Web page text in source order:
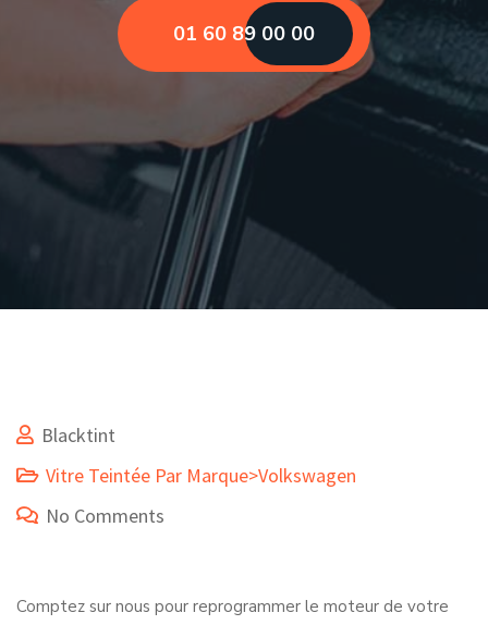
01 60 89 00 00
Blacktint
Vitre Teintée Par Marque>Volkswagen
No Comments
Comptez sur nous pour reprogrammer le moteur de votre